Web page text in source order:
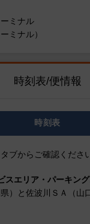
ミナル
ミナル）
時刻表/便情報
時刻表
ブからご確認ください
エリア・パーキング
と佐波川ＳＡ（山